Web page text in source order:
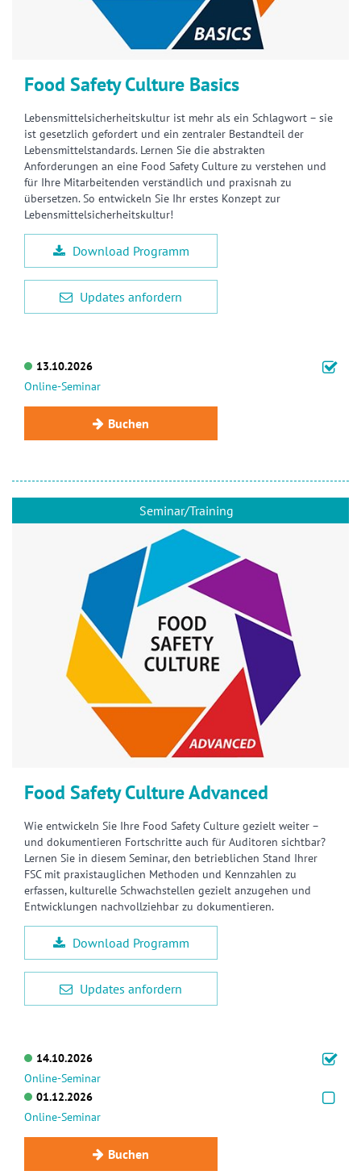
Food Safety Culture Basics
Lebensmittelsicherheitskultur ist mehr als ein Schlagwort – sie
ist gesetzlich gefordert und ein zentraler Bestandteil der
Lebensmittelstandards. Lernen Sie die abstrakten
Anforderungen an eine Food Safety Culture zu verstehen und
für Ihre Mitarbeitenden verständlich und praxisnah zu
übersetzen. So entwickeln Sie Ihr erstes Konzept zur
Lebensmittelsicherheitskultur!
Download Programm
Updates anfordern
13.10.2026
Online-Seminar
Buchen
Seminar/Training
Food Safety Culture Advanced
Wie entwickeln Sie Ihre Food Safety Culture gezielt weiter –
und dokumentieren Fortschritte auch für Auditoren sichtbar?
Lernen Sie in diesem Seminar, den betrieblichen Stand Ihrer
FSC mit praxistauglichen Methoden und Kennzahlen zu
erfassen, kulturelle Schwachstellen gezielt anzugehen und
Entwicklungen nachvollziehbar zu dokumentieren.
Download Programm
Updates anfordern
14.10.2026
Online-Seminar
01.12.2026
Online-Seminar
Buchen